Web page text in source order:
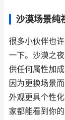
沙漠场景纯
很多小伙伴也
一下。沙漠之
供任何属性加
因为更换场景
外观更具个性
家都能看到你